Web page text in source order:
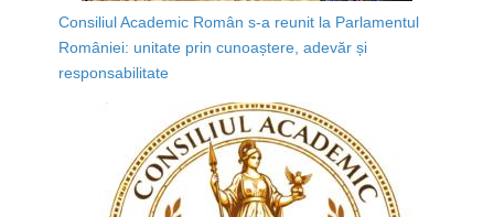
Consiliul Academic Român s-a reunit la Parlamentul
României: unitate prin cunoaștere, adevăr și
responsabilitate